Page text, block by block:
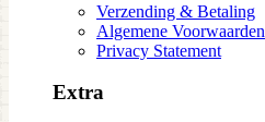
Verzending & Betaling
Algemene Voorwaarden
Privacy Statement
Extra